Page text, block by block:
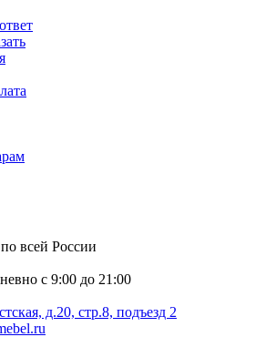
всей России
с 9:00 до 21:00
д.20, стр.8, подъезд 2